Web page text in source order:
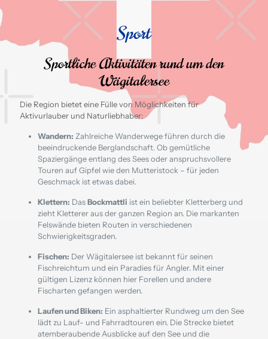
Sport
Sportliche Aktivitäten rund um den
Wägitalersee
Die Region bietet eine Fülle von Möglichkeiten für
Aktivurlauber und Naturliebhaber:
Wandern: Zahlreiche Wanderwege führen durch die
beeindruckende Berglandschaft. Ob gemütliche
Spaziergänge entlang des Sees oder anspruchsvollere
Touren auf Gipfel wie den Mutteristock – für jeden
Geschmack ist etwas dabei.
Klettern: DasBockmattli ist ein beliebter Kletterberg und
zieht Kletterer aus der ganzen Region an. Die markanten
Felswände bieten Routen in verschiedenen
Schwierigkeitsgraden.
Fischen: Der Wägitalersee ist bekannt für seinen
Fischreichtum und ein Paradies für Angler. Mit einer
gültigen Lizenz können hier Forellen und andere
Fischarten gefangen werden.
Laufen und Biken: Ein asphaltierter Rundweg um den See
lädt zu Lauf- und Fahrradtouren ein. Die Strecke bietet
atemberaubende Ausblicke auf den See und die